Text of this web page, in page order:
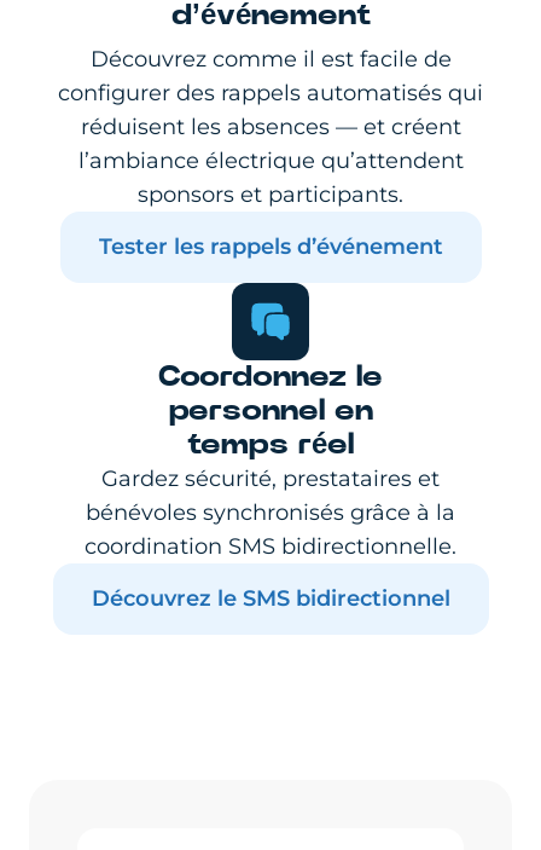
d’événement
Découvrez comme il est facile de
configurer des rappels automatisés qui
réduisent les absences — et créent
l’ambiance électrique qu’attendent
sponsors et participants.
Tester les rappels d’événement
Coordonnez le
personnel en
temps réel
Gardez sécurité, prestataires et
bénévoles synchronisés grâce à la
coordination SMS bidirectionnelle.
Découvrez le SMS bidirectionnel